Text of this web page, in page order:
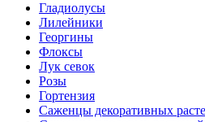
Гладиолусы
Лилейники
Георгины
Флоксы
Лук севок
Розы
Гортензия
Саженцы декоративных